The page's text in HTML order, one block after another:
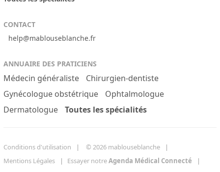
CONTACT
help@mablouseblanche.fr
ANNUAIRE DES PRATICIENS
Médecin généraliste
Chirurgien-dentiste
Gynécologue obstétrique
Ophtalmologue
Dermatologue
Toutes les spécialités
Conditions d'utilisation
© 2026 mablouseblanche
Mentions Légales
Essayer notreAgenda Médical Connecté